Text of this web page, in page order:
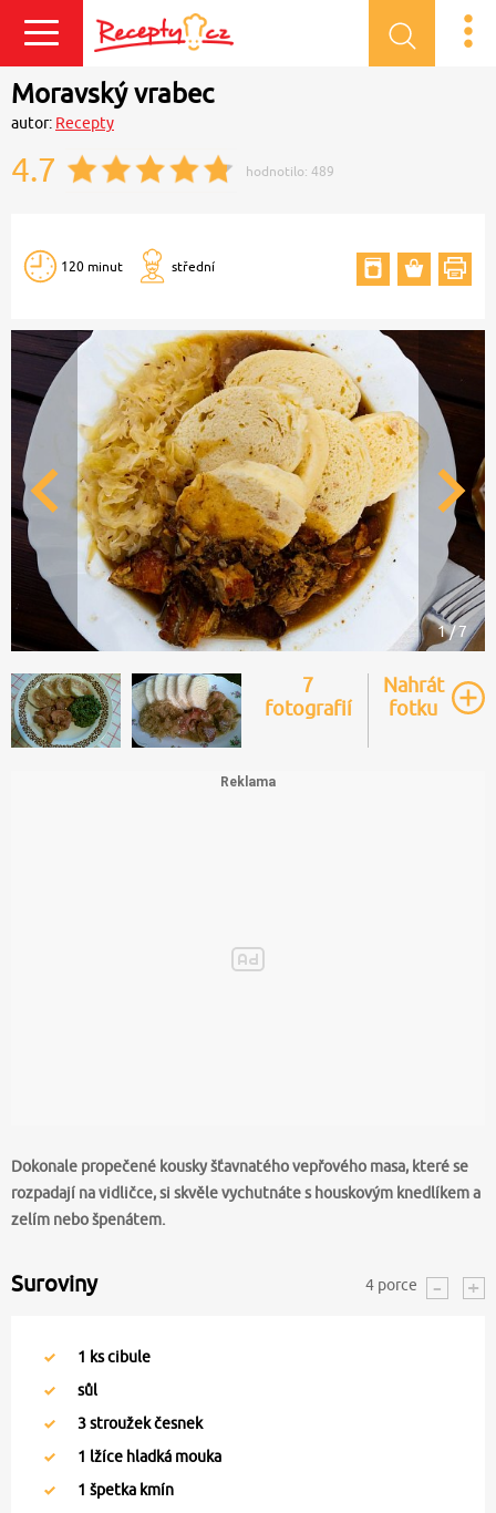
Přihlásit se
Moravský vrabec
autor: Recepty
4.7 hodnotilo: 489
120 minut střední
1 / 7
7
fotografií
Nahrát
fotku
Dokonale propečené kousky šťavnatého vepřového masa, které se
rozpadají na vidličce, si skvěle vychutnáte s houskovým knedlíkem a
zelím nebo špenátem.
Suroviny 4 porce
1 ks cibule
sůl
3stroužek česnek
1 lžíce hladká mouka
1 špetka kmín